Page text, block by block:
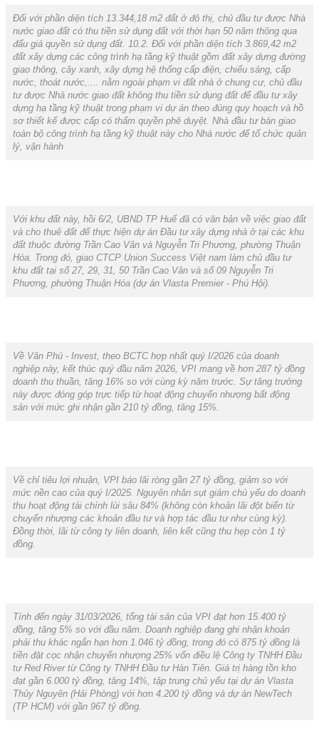
Đối với phần diện tích 13.344,18 m2 đất ở đô thị, chủ đầu tư được Nhà
nước giao đất có thu tiền sử dụng đất với thời hạn 50 năm thông qua
đấu giá quyền sử dụng đất. 10.2. Đối với phần diện tích 3.869,42 m2
đất xây dựng các công trình hạ tầng kỹ thuật gồm đất xây dựng đường
giao thông, cây xanh, xây dựng hệ thống cấp điện, chiếu sáng, cấp
nước, thoát nước,.... nằm ngoài phạm vi đất nhà ở chung cư, chủ đầu
tư được Nhà nước giao đất không thu tiền sử dụng đất để đầu tư xây
dựng hạ tầng kỹ thuật trong phạm vi dự án theo đúng quy hoạch và hồ
sơ thiết kế được cấp có thẩm quyền phê duyệt. Nhà đầu tư bàn giao
toàn bộ công trình hạ tầng kỹ thuật này cho Nhà nước để tổ chức quản
lý, vận hành
Với khu đất này, hồi 6/2, UBND TP Huế đã có văn bản về việc giao đất
và cho thuê đất để thực hiện dự án Đầu tư xây dựng nhà ở tại các khu
đất thuộc đường Trần Cao Vân và Nguyễn Tri Phương, phường Thuận
Hóa. Trong đó, giao CTCP Union Success Việt nam làm chủ đầu tư
khu đất tại số 27, 29, 31, 50 Trần Cao Vân và số 09 Nguyễn Tri
Phương, phường Thuận Hóa (dự án Vlasta Premier - Phú Hội).
Về Văn Phú - Invest, theo BCTC hợp nhất quý I/2026 của doanh
nghiệp này, kết thúc quý đầu năm 2026, VPI mang về hơn 287 tỷ đồng
doanh thu thuần, tăng 16% so với cùng kỳ năm trước. Sự tăng trưởng
này được đóng góp trực tiếp từ hoạt động chuyển nhượng bất động
sản với mức ghi nhận gần 210 tỷ đồng, tăng 15%.
Về chỉ tiêu lợi nhuận, VPI báo lãi ròng gần 27 tỷ đồng, giảm so với
mức nền cao của quý I/2025. Nguyên nhân sụt giảm chủ yếu do doanh
thu hoạt động tài chính lùi sâu 84% (không còn khoản lãi đột biến từ
chuyển nhượng các khoản đầu tư và hợp tác đầu tư như cùng kỳ).
Đồng thời, lãi từ công ty liên doanh, liên kết cũng thu hẹp còn 1 tỷ
đồng.
Tính đến ngày 31/03/2026, tổng tài sản của VPI đạt hơn 15.400 tỷ
đồng, tăng 5% so với đầu năm. Doanh nghiệp đang ghi nhận khoản
phải thu khác ngắn hạn hơn 1.046 tỷ đồng, trong đó có 875 tỷ đồng là
tiền đặt cọc nhận chuyển nhượng 25% vốn điều lệ Công ty TNHH Đầu
tư Red River từ Công ty TNHH Đầu tư Hàn Tiên. Giá trị hàng tồn kho
đạt gần 6.000 tỷ đồng, tăng 14%, tập trung chủ yếu tại dự án Vlasta
Thủy Nguyên (Hải Phòng) với hơn 4.200 tỷ đồng và dự án NewTech
(TP HCM) với gần 967 tỷ đồng.